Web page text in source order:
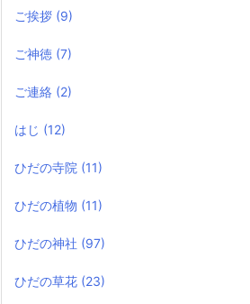
ご挨拶 (9)
ご神徳 (7)
ご連絡 (2)
はじ (12)
ひだの寺院 (11)
ひだの植物 (11)
ひだの神社 (97)
ひだの草花 (23)